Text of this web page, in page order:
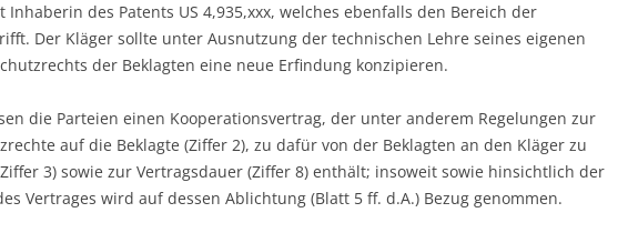
Inhaberin des Patents US 4,935,xxx, welches ebenfalls den Bereich der
Der Kläger sollte unter Ausnutzung der technischen Lehre seines eigenen
der Beklagten eine neue Erfindung konzipieren.
die Parteien einen Kooperationsvertrag, der unter anderem Regelungen zur
auf die Beklagte (Ziffer 2), zu dafür von der Beklagten an den Kläger zu
3) sowie zur Vertragsdauer (Ziffer 8) enthält; insoweit sowie hinsichtlich der
Vertrages wird auf dessen Ablichtung (Blatt 5 ff. d.A.) Bezug genommen.